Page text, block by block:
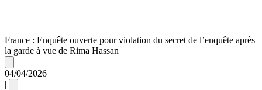
France : Enquête ouverte pour violation du secret de l’enquête après
la garde à vue de Rima Hassan
04/04/2026
|